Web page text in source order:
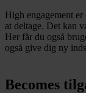
High engagement
at deltage. Det kan
Her får du også
også give dig ny
Becomes